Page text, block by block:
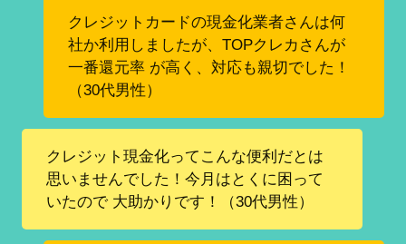
クレジットカードの現金化業者さんは何
社か利用しましたが、TOPクレカさんが
一番還元率 が高く、対応も親切でした！
（30代男性）
クレジット現金化ってこんな便利だとは
思いませんでした！今月はとくに困って
いたので 大助かりです！（30代男性）